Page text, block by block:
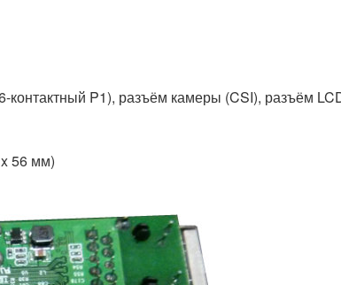
контактный P1), разъём камеры (CSI), разъём
56 мм)